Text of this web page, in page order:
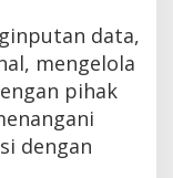
data,
mengelola
pihak
dengan